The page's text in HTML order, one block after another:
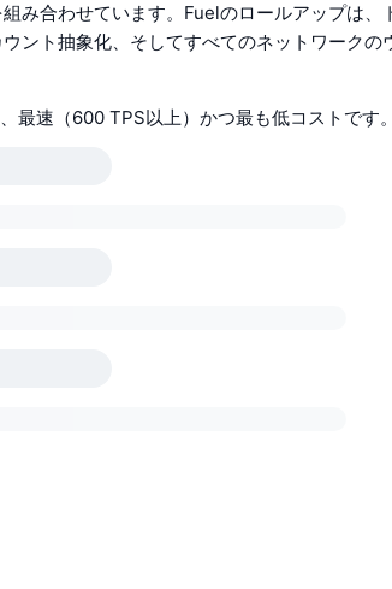
み合わせています。Fuelのロールアップは、
ント抽象化、そしてすべてのネットワークの
最速（600 TPS以上）かつ最も低コストです。